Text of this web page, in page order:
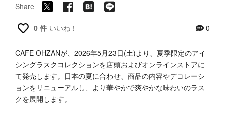
Share
0 件 いいね！ 0
CAFE OHZANが、2026年5月23日(土)より、夏季限定のアイ
シングラスクコレクションを店頭およびオンラインストアに
て発売します。日本の夏に合わせ、商品の内容やデコレーシ
ョンをリニューアルし、より華やかで爽やかな味わいのラス
クを展開します。